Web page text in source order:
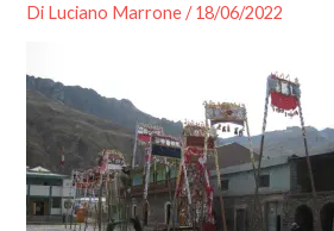
Di Luciano Marrone/18/06/2022